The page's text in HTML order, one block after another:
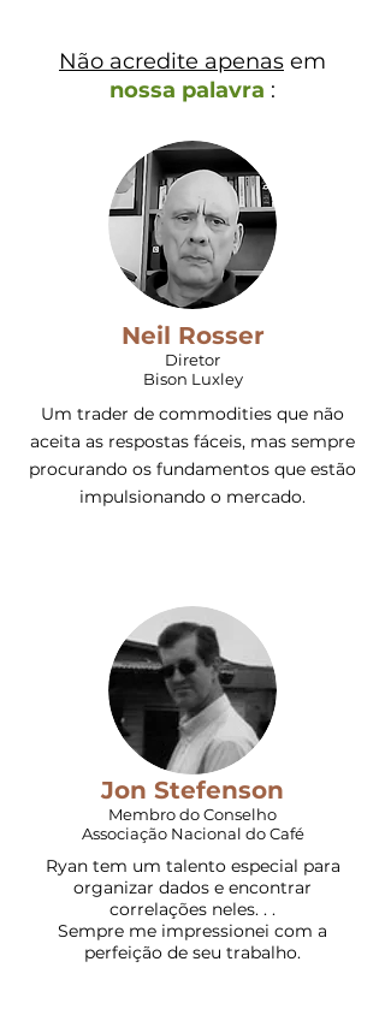
Não acredite apenas em
nossa palavra :
Neil Rosser
Diretor
Bison Luxley
Um trader de commodities que não
aceita as respostas fáceis, mas sempre
procurando os fundamentos que estão
impulsionando o mercado.
Jon Stefenson
Membro do Conselho
Associação Nacional do Café
Ryan tem um talento especial para
organizar dados e encontrar
correlações neles. . .
Sempre me impressionei com a
perfeição de seu trabalho.